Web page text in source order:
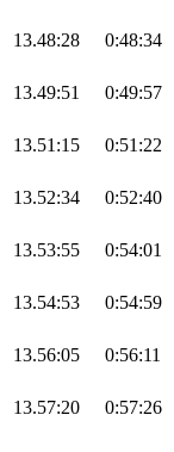
13.48:28 0:48:34
13.49:51 0:49:57
13.51:15 0:51:22
13.52:34 0:52:40
13.53:55 0:54:01
13.54:53 0:54:59
13.56:05 0:56:11
13.57:20 0:57:26